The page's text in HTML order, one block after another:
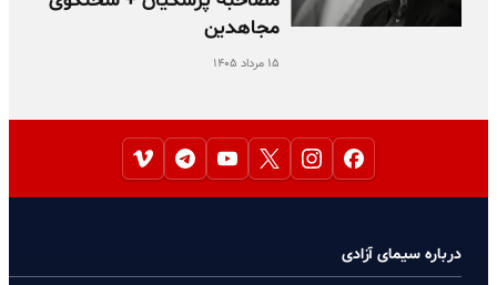
مجاهدین
۱۵ مرداد ۱۴۰۵
درباره سیمای آزادی